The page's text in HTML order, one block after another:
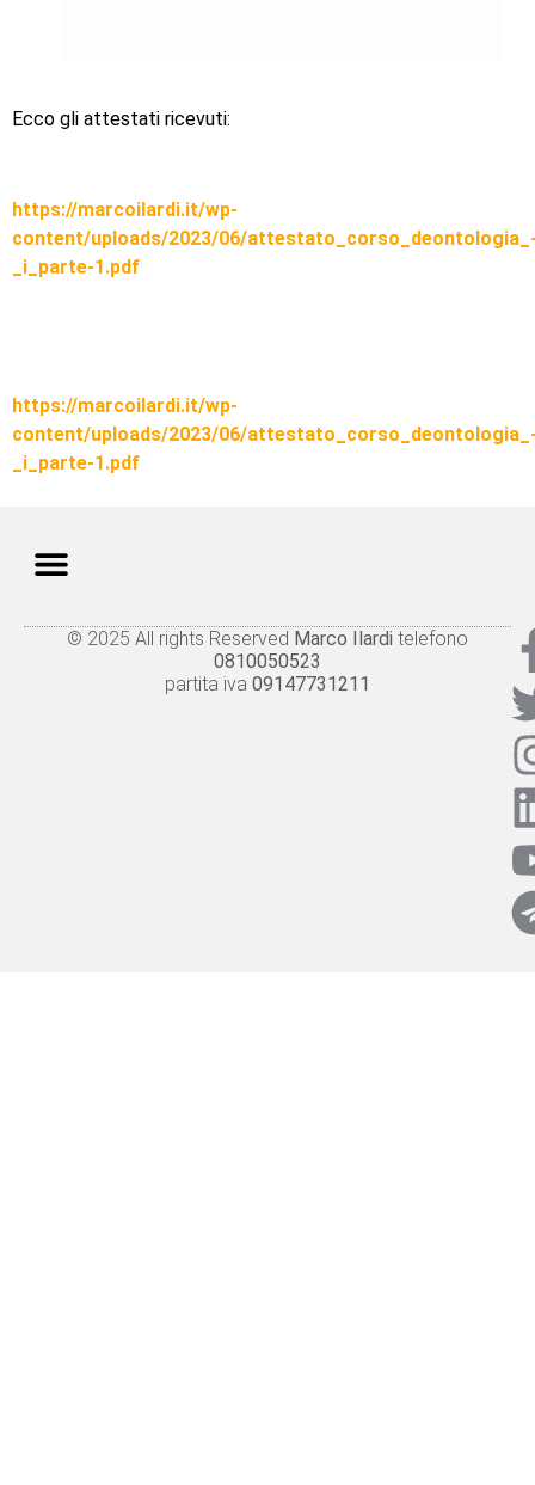
Ecco gli attestati ricevuti:
https://marcoilardi.it/wp-
content/uploads/2023/06/
_i_parte-1.pdf
https://marcoilardi.it/wp-
content/uploads/2023/06/
_i_parte-1.pdf
© 2025 All rights Reserved Marco Ilardi telefono
0810050523
partita iva 09147731211